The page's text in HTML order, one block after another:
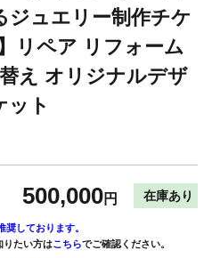
ジュエリー制作チケ
リペア リフォーム
え オリジナルデザ
ット
500,000円 在庫あり
奨しております。
りたい方はこちらでご確認ください。